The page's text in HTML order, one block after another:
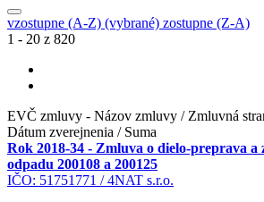
vzostupne (A-Z) (vybrané) zostupne (Z-A)
1 - 20 z 820
EVČ zmluvy - Názov zmluvy / Zmluvná
Dátum zverejnenia / Suma
Rok 2018-34 - Zmluva o dielo-preprava a
odpadu 200108 a 200125
IČO: 51751771 /4NAT s.r.o.